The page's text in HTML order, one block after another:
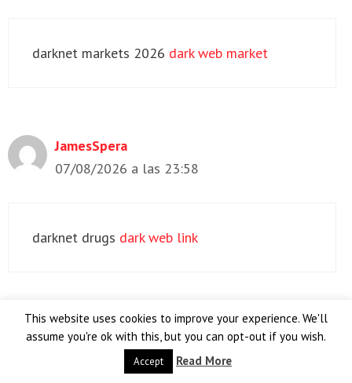
darknet markets 2026 dark web market
JamesSpera
07/08/2026 a las 23:58
darknet drugs dark web link
JamesSpera
08/08/2026 a las 01:59
This website uses cookies to improve your experience. We'll
assume you're ok with this, but you can opt-out if you wish.
Accept Read More